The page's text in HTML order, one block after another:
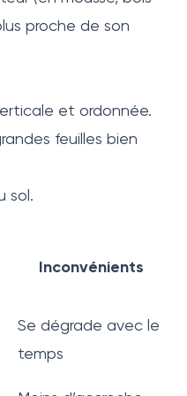
proche de son
et ordonnée.
feuilles bien
sol.
Inconvénients
Se dégrade avec le
temps